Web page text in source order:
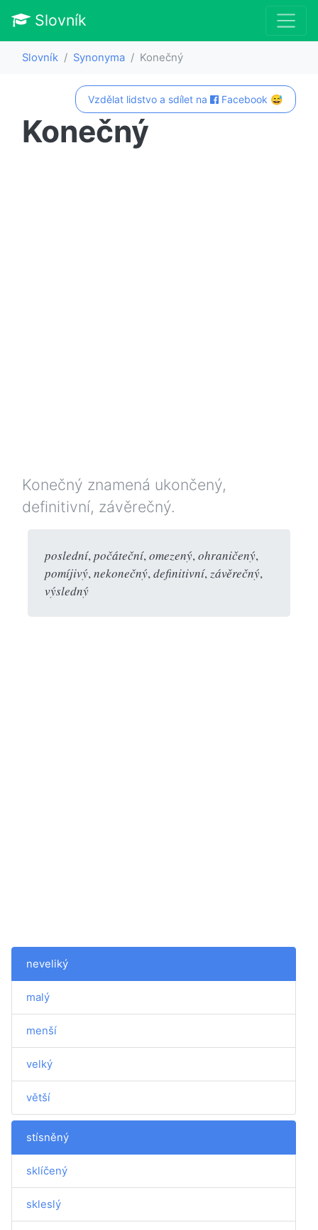
Slovník
Slovník Synonyma Konečný
Vzdělat lidstvo a sdílet na Facebook 😅
Konečný
Konečný znamená ukončený,
definitivní, závěrečný.
poslední,počáteční,omezený,ohraničený,
pomíjivý,nekonečný,definitivní,závěrečný,
výsledný
neveliký
malý
menší
velký
větší
stísněný
sklíčený
skleslý